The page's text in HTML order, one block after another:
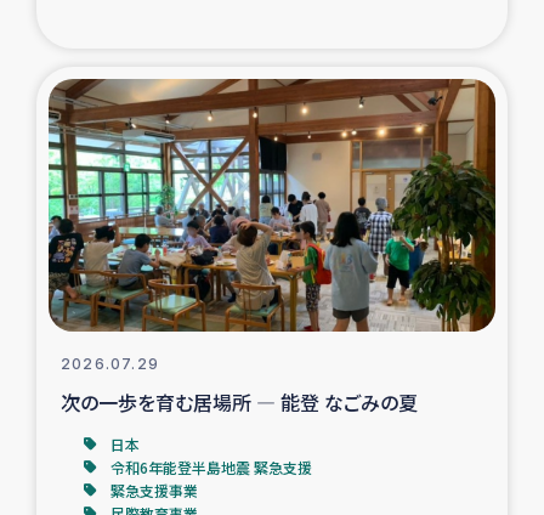
ガザ地区酪農を通した女性グループの生計支援
ふりかけ普及と食生活改善による栄養改善事業
フェアトレード事業
緊急支援事業
女性の生計向上を通じた子どもの栄養改善事業
2026.07.29
次の一歩を育む居場所 ― 能登 なごみの夏
日本
令和6年能登半島地震 緊急支援
緊急支援事業